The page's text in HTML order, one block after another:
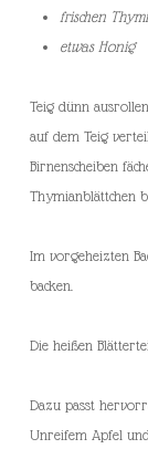
frischen
etwas Honig
Teig dünn
auf dem Teig
Birnenscheiben
Thymianblättchen
Im vorgeheizten
backen.
Die heißen
Dazu passt
Unreifem Apfel